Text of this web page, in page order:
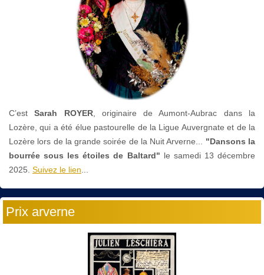
C’estSarah ROYER, originaire de Aumont-Aubrac dans la
Lozère, qui a été élue pastourelle de la Ligue Auvergnate et de la
Lozère lors de la grande soirée de la Nuit Arverne... "Dansons la
bourrée sous les étoiles de Baltard" le samedi 13 décembre
2025. Suivez le lien...
Prix arverne